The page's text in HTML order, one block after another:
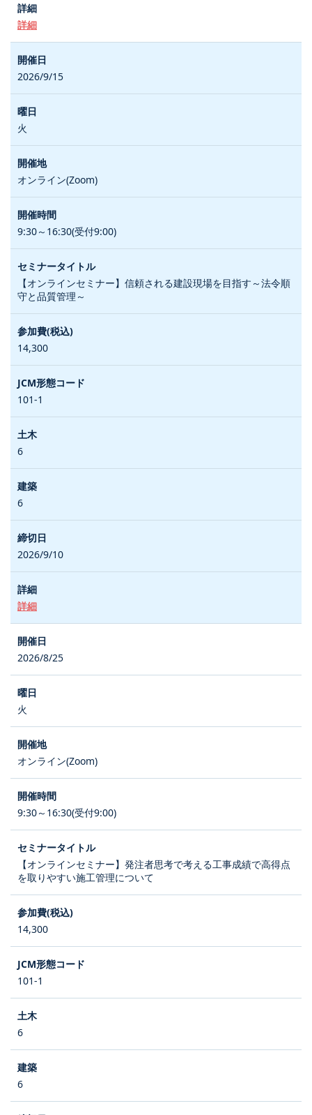
詳細
2026/9/15
火
オンライン(Zoom)
9:30～16:30(受付9:00)
【オンラインセミナー】信頼される建設現場を目指す～法令順
守と品質管理～
14,300
101-1
6
6
2026/9/10
詳細
2026/8/25
火
オンライン(Zoom)
9:30～16:30(受付9:00)
【オンラインセミナー】発注者思考で考える工事成績で高得点
を取りやすい施工管理について
14,300
101-1
6
6